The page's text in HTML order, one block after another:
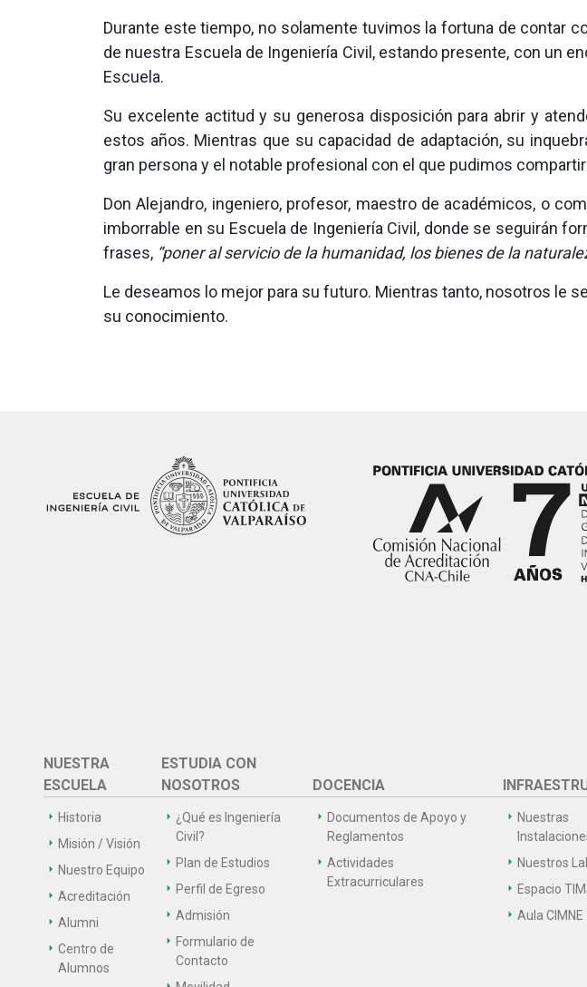
Durante este tiempo, no solamente tuvimos la fortuna de contar
de nuestra Escuela de Ingeniería Civil, estando presente, con un
Escuela.
Su excelente actitud y su generosa disposición para abrir y
estos años. Mientras que su capacidad de adaptación, su
gran persona y el notable profesional con el que pudimos
Don Alejandro, ingeniero, profesor, maestro de académicos, o
imborrable en su Escuela de Ingeniería Civil, donde se seguirán
frases, “poner al servicio de la humanidad, los bienes de la
Le deseamos lo mejor para su futuro. Mientras tanto, nosotros le
su conocimiento.
NUESTRA
ESCUELA
Historia
Misión / Visión
Nuestro Equipo
Acreditación
Alumni
Centro de
Alumnos
ESTUDIA CON
NOSOTROS
¿Qué es Ingeniería
Civil?
Plan de Estudios
Perfil de Egreso
Admisión
Formulario de
Contacto
DOCENCIA
Documentos de Apoyo y
Reglamentos
Actividades
Extracurriculares
Nuestras
Nuestros
Espacio
Aula CIMNE